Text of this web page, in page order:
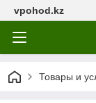
vpohod.kz
Товары и